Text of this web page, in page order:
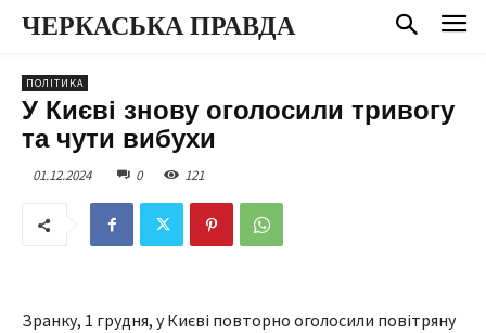
ЧЕРКАСЬКА ПРАВДА
ПОЛІТИКА
У Києві знову оголосили тривогу
та чути вибухи
01.12.2024 0 121
Зранку, 1 грудня, у Києві повторно оголосили повітряну